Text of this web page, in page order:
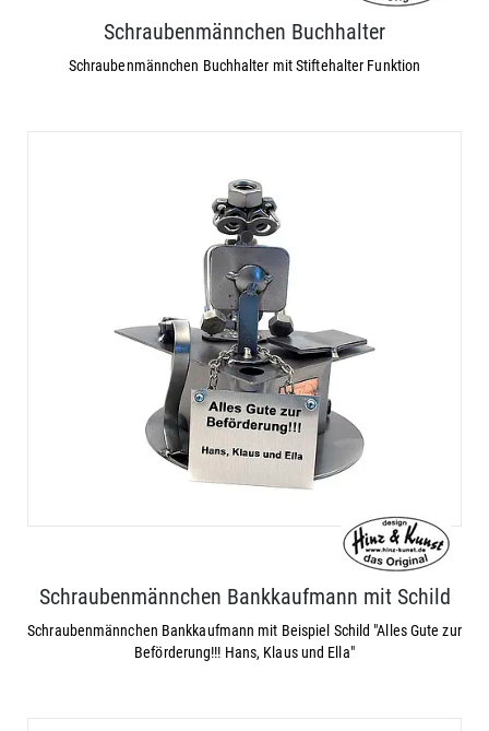
Schraubenmännchen Buchhalter
Schraubenmännchen Buchhalter mit Stiftehalter Funktion
Schraubenmännchen Bankkaufmann mit Schild
Schraubenmännchen Bankkaufmann mit Beispiel Schild "Alles Gute zur
Beförderung!!! Hans, Klaus und Ella"